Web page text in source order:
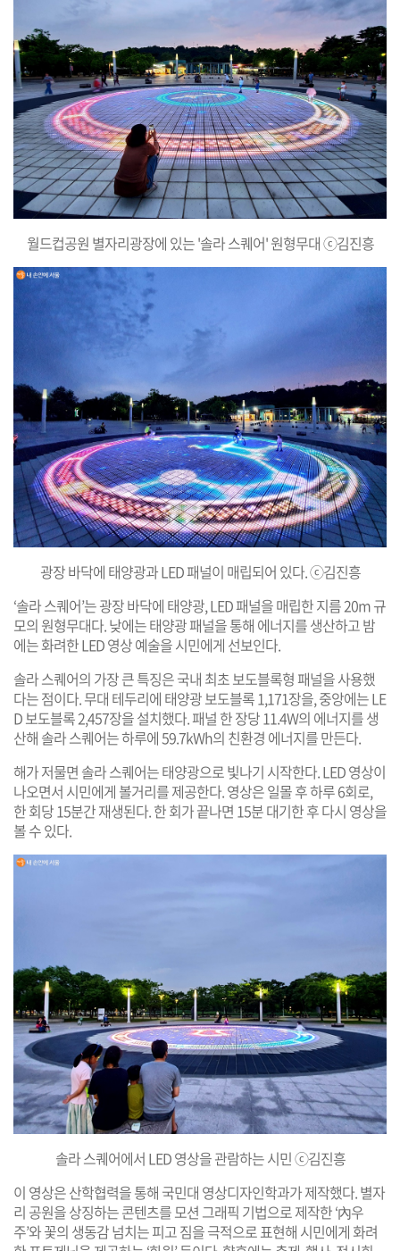
월드컵공원 별자리광장에 있는 '솔라 스퀘어' 원형무대 ⓒ김진흥
광장 바닥에 태양광과 LED 패널이 매립되어 있다. ⓒ김진흥
‘솔라 스퀘어’는 광장 바닥에 태양광, LED 패널을 매립한 지름 20m 규
모의 원형무대다. 낮에는 태양광 패널을 통해 에너지를 생산하고 밤
에는 화려한 LED 영상 예술을 시민에게 선보인다.
솔라 스퀘어의 가장 큰 특징은 국내 최초 보도블록형 패널을 사용했
다는 점이다. 무대 테두리에 태양광 보도블록 1,171장을, 중앙에는 LE
D 보도블록 2,457장을 설치했다. 패널 한 장당 11.4W의 에너지를 생
산해 솔라 스퀘어는 하루에 59.7kWh의 친환경 에너지를 만든다.
해가 저물면 솔라 스퀘어는 태양광으로 빛나기 시작한다. LED 영상이
나오면서 시민에게 볼거리를 제공한다. 영상은 일몰 후 하루 6회로,
한 회당 15분간 재생된다. 한 회가 끝나면 15분 대기한 후 다시 영상을
볼 수 있다.
솔라 스퀘어에서 LED 영상을 관람하는 시민 ⓒ김진흥
이 영상은 산학협력을 통해 국민대 영상디자인학과가 제작했다. 별자
리 공원을 상징하는 콘텐츠를 모션 그래픽 기법으로 제작한 ‘內우
주’와 꽃의 생동감 넘치는 피고 짐을 극적으로 표현해 시민에게 화려